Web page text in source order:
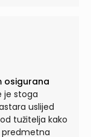
osigurana
je stoga
uslijed
predmetna